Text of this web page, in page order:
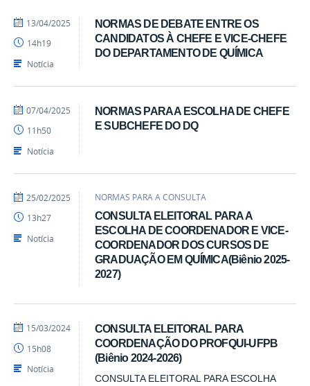
NORMAS DE DEBATE ENTRE OS
CANDIDATOS À CHEFE E VICE-CHEFE
DO DEPARTAMENTO DE QUÍMICA
por
Teotonio
publicado
13/04/2025
14h19
Notícia
NORMAS PARA A ESCOLHA DE CHEFE
E SUBCHEFE DO DQ
por
Teotonio
publicado
07/04/2025
11h50
Notícia
NORMAS PARA A CONSULTA
CONSULTA ELEITORAL PARA A
ESCOLHA DE COORDENADOR E VICE-
COORDENADOR DOS CURSOS DE
GRADUAÇÃO EM QUÍMICA(Biênio 2025-
2027)
por
Teotonio
publicado
25/02/2025
13h27
Notícia
CONSULTA ELEITORAL PARA
COORDENAÇÃO DO PROFQUI-UFPB
(Biênio 2024-2026)
CONSULTA ELEITORAL PARA ESCOLHA
por
Teotonio
publicado
15/03/2024
15h08
Notícia